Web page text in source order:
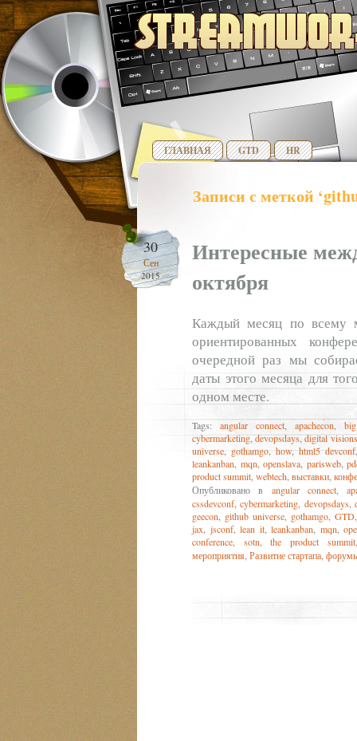
ГЛАВНАЯ GTD HR
Записи с меткой
30
Сен
2015
Интересные
октября
Каждый месяц по всему
ориентированных
очередной раз мы
даты этого месяца для
одном месте.
Tags: angular connect apachecon
cybermarketing,devopsdays,digital visions
universe gothamgo how, html5 devconf
leankanban mqn ,openslava parisweb,
product summit webtech выставки
Опубликовано в angular connect,
cssdevconf,cybermarketing devopsdays,
geecon
github universe, gothamgo, GTD
jax
jsconf, lean it, leankanban mqn
conference
sotn ,the product summit
мероприятия Развитие стартапа